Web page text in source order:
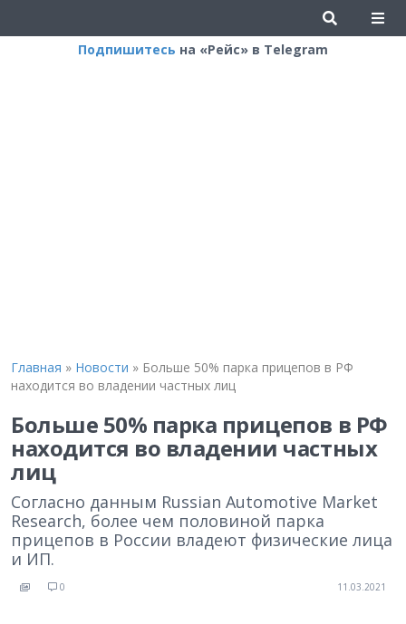
Подпишитесь на «Рейс» в Telegram
Главная » Новости » Больше 50% парка прицепов в РФ
находится во владении частных лиц
Больше 50% парка прицепов в РФ
находится во владении частных
лиц
Согласно данным Russian Automotive Market
Research, более чем половиной парка
прицепов в России владеют физические лица
и ИП.
0 11.03.2021